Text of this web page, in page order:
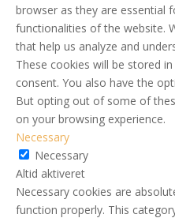
browser as they are essential
functionalities of the website.
that help us analyze and
These cookies will be stored
consent. You also have the
But opting out of some of
on your browsing experience.
Necessary
Necessary
Altid aktiveret
Necessary cookies are
function properly. This